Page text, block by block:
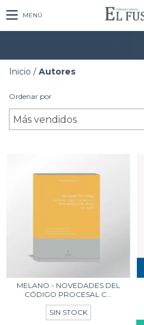
MENÚ
Inicio / Autores
Ordenar por
MELANO - NOVEDADES DEL
CÓDIGO PROCESAL C...
SIN STOCK